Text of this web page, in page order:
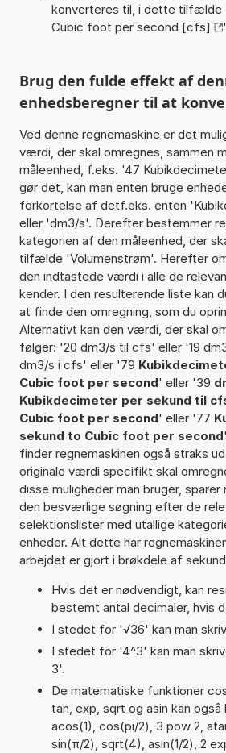
konverteres til, i dette tilfælde
Cubic foot per second [cfs]
Brug den fulde effekt af
enhedsberegner til at
Ved denne regnemaskine er det
værdi, der skal omregnes, sammen
måleenhed, f.eks. '47
gør det, kan man enten bruge
forkortelse af detf.eks. enten
eller 'dm3/s'. Derefter bestemmer
kategorien af den måleenhed, der
tilfælde 'Volumenstrøm'. Herefter
den indtastede værdi i alle de
kender. I den resulterende liste kan
at finde den omregning, som du
Alternativt kan den værdi, der skal
følger: '20 dm3/s til cfs' eller '19
dm3/s i cfs' eller '79
Cubic foot per second' eller '39
Kubikdecimeter per sekund til
Cubic foot per second' eller '77
sekund to Cubic foot per second
finder regnemaskinen også straks
originale værdi specifikt skal
disse muligheder man bruger,
den besværlige søgning efter de
selektionslister med utallige
enheder. Alt dette har
arbejdet er gjort i brøkdele af
Hvis det er nødvendigt, kan
bestemt antal decimaler, hvis
I stedet for '√36' kan man
I stedet for '4^3' kan man
3'.
De matematiske funktioner
tan, exp, sqrt og asin kan også
acos(1), cos(pi/2), 3 pow 2,
sin(π/2), sqrt(4), asin(1/2), 2